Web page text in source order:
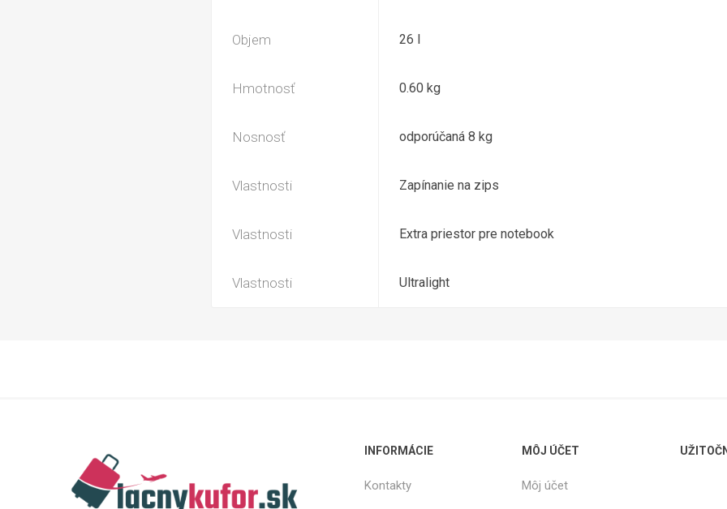
Objem 26 l
Hmotnosť 0.60 kg
Nosnosť odporúčaná 8 kg
Vlastnosti Zapínanie na zips
Vlastnosti Extra priestor pre notebook
Vlastnosti Ultralight
INFORMÁCIE
Kontakty
MÔJ ÚČET
Môj účet